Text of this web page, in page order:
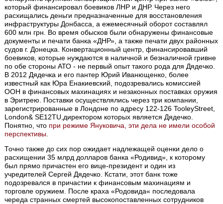
который финансировал боевиков ЛНР и ДНР. Через него
расхищались деньги предназначенные для восстановления
инфраструктуры Донбасса, а ежемесячный оборот составлял
600 млн грн. Во время обысков были обнаружены финансовые
документы и печати банка «ДНР», а также печати двух районных
судов г. Донецка. Конвертационный центр, финансировавший
боевиков, которые нуждаются в наличной и безналичной гривне
по обе стороны АТО - не первый опыт такого рода для Дядечко.
В 2012 Дядечка и его пантер Юрий Иванющенко, более
известный как Юра Енакиевский, подозревались комиссией
ООН в финансовых махинациях и незаконных поставках оружия
в Эритрею. Поставки осуществлялись через три компании,
зарегистрированные в Лондоне по адресу 122-126 TooleyStreet,
London& SE12TU,директором которых является Дядечко.
Понятно, что при режиме Януковича, эти дела не имели особой
перспективы
Точно также до сих пор ожидает надлежащей оценки дело о
расхищении 35 млрд долларов банка «Родивид», к которому
был прямо причастен его вице-президент и один из
учредителей Сергей Дядечко. Кстати, этот банк тоже
подозревался в причастии к финансовым махинациям и
торговле оружием. После краха «Родовида« последовала
череда странных смертей высокопоставленных сотрудников